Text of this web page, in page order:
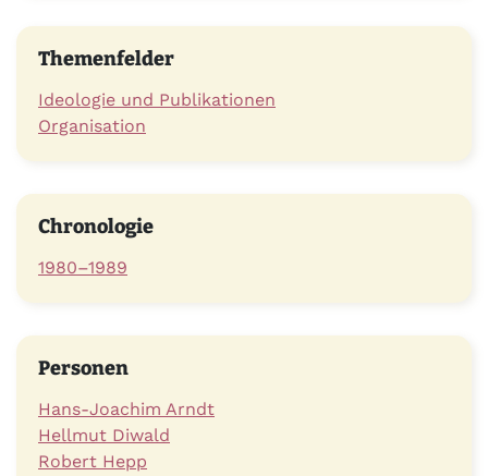
Themenfelder
Ideologie und Publikationen
Organisation
Chronologie
1980–1989
Personen
Hans-Joachim Arndt
Hellmut Diwald
Robert Hepp